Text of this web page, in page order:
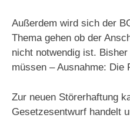
Außerdem wird sich der
Thema gehen ob der
nicht notwendig ist.
müssen – Ausnahme: Die
Zur neuen Störerhaftung
Gesetzesentwurf handelt